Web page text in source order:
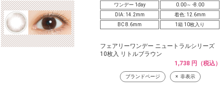
ワンデー 1day
0.00～ -8.00
DIA: 14.2mm
着色: 12.6mm
BC 8.6mm
1箱 10枚入り
フェアリーワンデー ニュートラルシリーズ
10枚入 リトルブラウン
1,738 円（税込）
ブランドページ 非表示